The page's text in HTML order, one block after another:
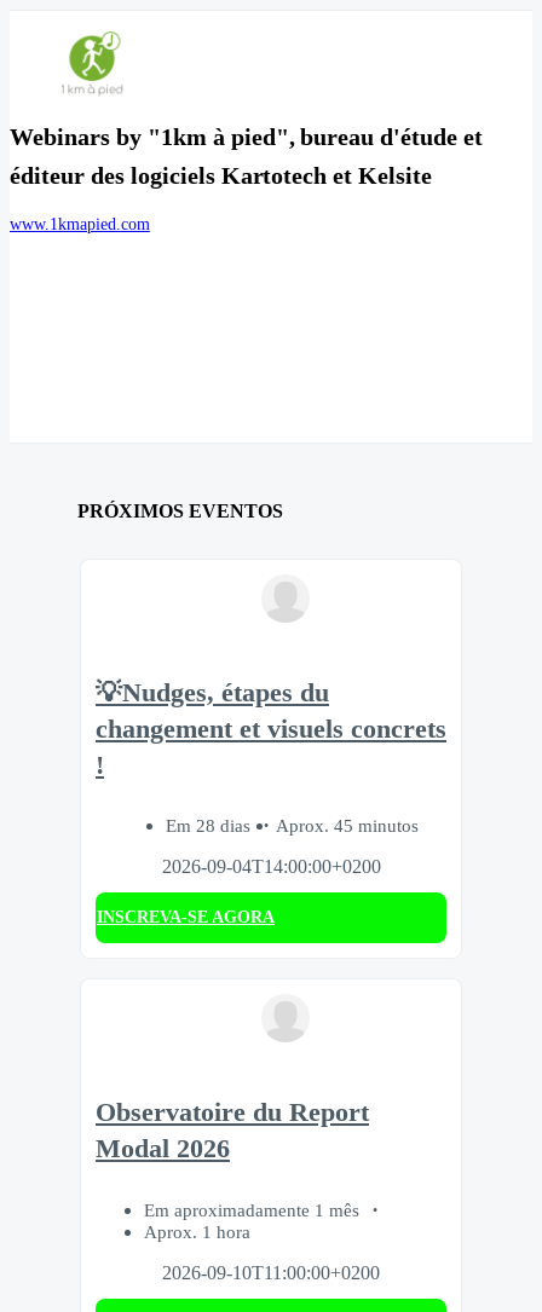
Webinars by "1km à pied", bureau d'étude et
éditeur des logiciels Kartotech et Kelsite
www.1kmapied.com
PRÓXIMOS EVENTOS
💡Nudges, étapes du
changement et visuels concrets
!
Em 28 dias
Aprox. 45 minutos
2026-09-04T14:00:00+0200
INSCREVA-SE AGORA
Observatoire du Report
Modal 2026
Em aproximadamente 1 mês
Aprox. 1 hora
2026-09-10T11:00:00+0200